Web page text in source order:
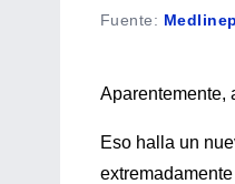
Fuente:
Aparentemente,
Eso halla un